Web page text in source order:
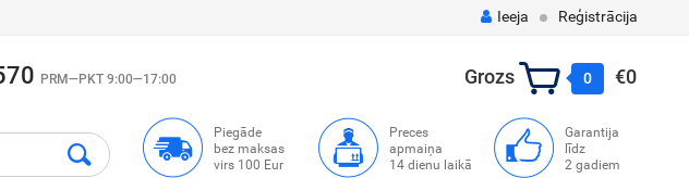
Ieeja Reģistrācija
PRM—PKT 9:00—17:00 Grozs 0 €0
Piegāde
bez maksas
virs 100 Eur
Preces
apmaiņa
14 dienu laikā
Garantija
līdz
2 gadiem